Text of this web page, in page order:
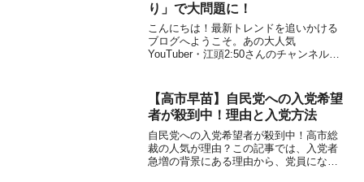
り」で大問題に！
こんにちは！最新トレンドを追いかける
ブログへようこそ。あの大人気
YouTuber・江頭2:50さんのチャンネル
たコラボ商品。発売されるや否や、大き
な話題となりましたよね...
【高市早苗】自民党への入党希望
者が殺到中！理由と入党方法
自民党への入党希望者が殺到中！高市総
裁の人気が理由？この記事では、入党者
急増の背景にある理由から、党員になる